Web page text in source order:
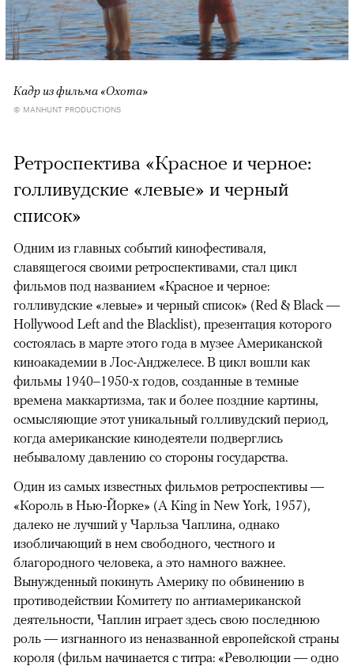
Кадр из фильма «Охота»
© MANHUNT PRODUCTIONS
Ретроспектива «Красное и черное:
голливудские «левые» и черный
список»
Одним из главных событий кинофестиваля,
славящегося своими ретроспективами, стал цикл
фильмов под названием «Красное и черное:
голливудские «левые» и черный список» (Red & Black —
Hollywood Left and the Blacklist), презентация которого
состоялась в марте этого года в музее Американской
киноакадемии в Лос-Анджелесе. В цикл вошли как
фильмы 1940–1950-х годов, созданные в темные
времена маккартизма, так и более поздние картины,
осмысляющие этот уникальный голливудский период,
когда американские кинодеятели подверглись
небывалому давлению со стороны государства.
Один из самых известных фильмов ретроспективы —
«Король в Нью-Йорке» (A King in New York, 1957),
далеко не лучший у Чарльза Чаплина, однако
изобличающий в нем свободного, честного и
благородного человека, а это намного важнее.
Вынужденный покинуть Америку по обвинению в
противодействии Комитету по антиамериканской
деятельности, Чаплин играет здесь свою последнюю
роль — изгнанного из неназванной европейской страны
короля (фильм начинается с титра: «Революции — одно